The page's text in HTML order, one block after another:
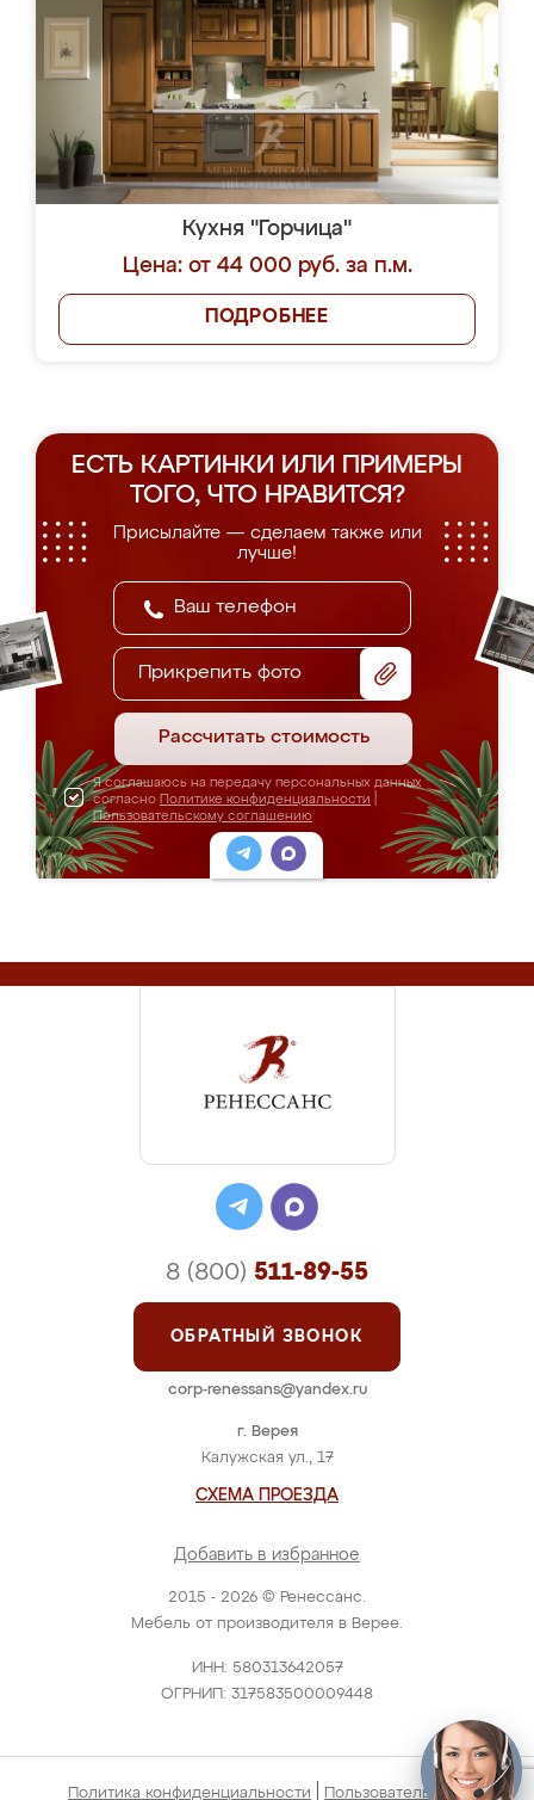
Кухня "Горчица"
Цена: от 44 000 руб. за п.м.
ПОДРОБНЕЕ
ЕСТЬ КАРТИНКИ ИЛИ ПРИМЕРЫ
ТОГО, ЧТО НРАВИТСЯ?
Присылайте — сделаем также или
лучше!
Прикрепить фото
Рассчитать стоимость
Я соглашаюсь на передачу персональных данных
согласно Политике конфиденциальности
Пользовательскому соглашению
2015 - 2026 © Ренессанс.
Мебель от производителя в Верее.
ИНН: 580313642057
ОГРНИП: 317583500009448
г. Верея
Калужская ул., 17
СХЕМА ПРОЕЗДА
Добавить в избранное
8 (800) 511-89-55
ОБРАТНЫЙ ЗВОНОК
corp-renessans@yandex.ru
Политика конфиденциальности Пользовательское